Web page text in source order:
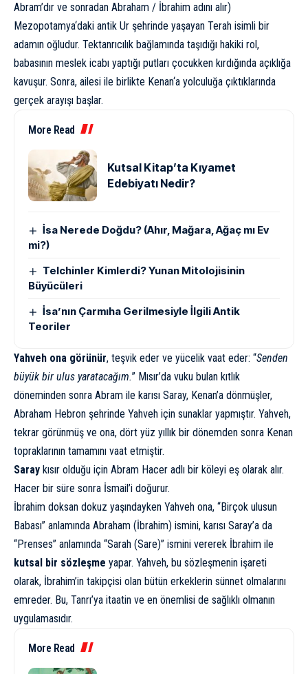
Abram’dır ve sonradan Abraham / İbrahim adını alır)
Mezopotamya‘daki antik Ur şehrinde yaşayan Terah isimli bir
adamın oğludur. Tektanrıcılık bağlamında taşıdığı hakiki rol,
babasının meslek icabı yaptığı putları çocukken kırdığında açıklığa
kavuşur. Sonra, ailesi ile birlikte Kenan‘a yolculuğa çıktıklarında
gerçek arayışı başlar.
More Read
Kutsal Kitap’ta Kıyamet
Edebiyatı Nedir?
İsa Nerede Doğdu? (Ahır, Mağara, Ağaç mı Ev
mi?)
Telchinler Kimlerdi? Yunan Mitolojisinin
Büyücüleri
İsa’nın Çarmıha Gerilmesiyle İlgili Antik
Teoriler
Yahveh ona görünür, teşvik eder ve yücelik vaat eder: “Senden
büyük bir ulus yaratacağım.” Mısır’da vuku bulan kıtlık
döneminden sonra Abram ile karısı Saray, Kenan’a dönmüşler,
Abraham Hebron şehrinde Yahveh için sunaklar yapmıştır. Yahveh,
tekrar görünmüş ve ona, dört yüz yıllık bir dönemden sonra Kenan
topraklarının tamamını vaat etmiştir.
Saray kısır olduğu için Abram Hacer adlı bir köleyi eş olarak alır.
Hacer bir süre sonra İsmail’i doğurur.
İbrahim doksan dokuz yaşındayken Yahveh ona, “Birçok ulusun
Babası” anlamında Abraham (İbrahim) ismini, karısı Saray’a da
“Prenses” anlamında “Sarah (Sare)” ismini vererek İbrahim ile
kutsal bir sözleşme yapar. Yahveh, bu sözleşmenin işareti
olarak, İbrahim’in takipçisi olan bütün erkeklerin sünnet olmalarını
emreder. Bu, Tanrı’ya itaatin ve en önemlisi de sağlıklı olmanın
uygulamasıdır.
More Read